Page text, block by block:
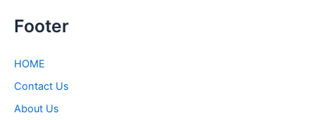
Footer
HOME
Contact Us
About Us